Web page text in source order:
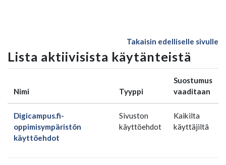
Takaisin edelliselle sivulle
Lista aktiivisista käytänteistä
Nimi Tyyppi
Suostumus
vaaditaan
Digicampus.fi-
oppimisympäristön
käyttöehdot
Sivuston
käyttöehdot
Kaikilta
käyttäjiltä